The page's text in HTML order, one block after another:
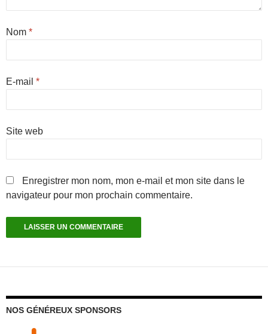
Nom *
E-mail *
Site web
Enregistrer mon nom, mon e-mail et mon site dans le
navigateur pour mon prochain commentaire.
NOS GÉNÉREUX SPONSORS